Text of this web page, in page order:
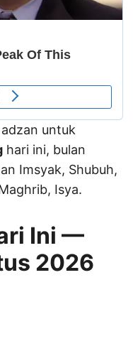
untuk
hari ini, bulan
Imsyak, Shubuh,
Isya.
Ini —
2026